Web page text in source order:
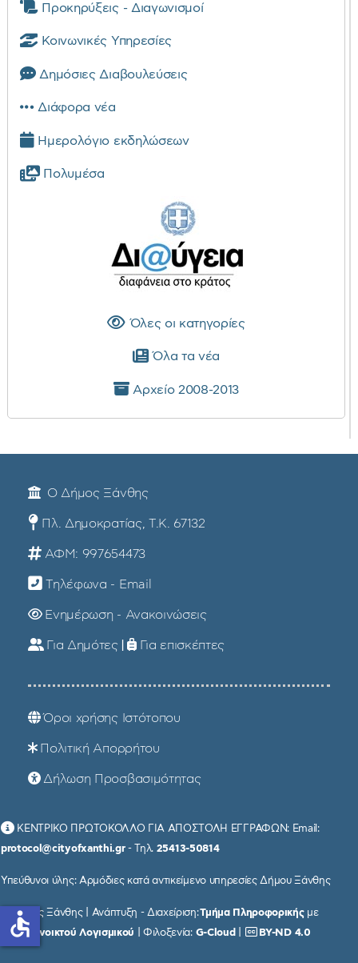
Προκηρύξεις - Διαγωνισμοί
Κοινωνικές Υπηρεσίες
Δημόσιες Διαβουλεύσεις
Διάφορα νέα
Ημερολόγιο εκδηλώσεων
Πολυμέσα
Όλες οι κατηγορίες
Όλα τα νέα
Αρχείο 2008-2013
Ο Δήμος Ξάνθης
Πλ. Δημοκρατίας, Τ.Κ. 67132
ΑΦΜ: 997654473
Τηλέφωνα - Email
Ενημέρωση - Ανακοινώσεις
Για Δημότες | Για επισκέπτες
Όροι χρήσης Ιστότοπου
Πολιτική Απορρήτου
Δήλωση Προσβασιμότητας
ΚΕΝΤΡΙΚΟ ΠΡΩΤΟΚΟΛΛΟ ΓΙΑ ΑΠΟΣΤΟΛΗ ΕΓΓΡΑΦΩΝ: Email:
protocol@cityofxanthi.gr- Τηλ. 25413-50814
Υπεύθυνοι ύλης: Αρμόδιες κατά αντικείμενο υπηρεσίες Δήμου Ξάνθης
© Δήμος Ξάνθης | Ανάπτυξη - Διαχείριση:Τμήμα Πληροφορικήςμε
χρήση
Ανοικτού Λογισμικού | Φιλοξενία: G-Cloud BY-ND 4.0
accessible